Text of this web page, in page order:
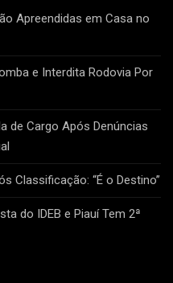
Apreendidas em Casa no
e Interdita Rodovia Por
de Cargo Após Denúncias
Classificação: “É o Destino”
do IDEB e Piauí Tem 2ª